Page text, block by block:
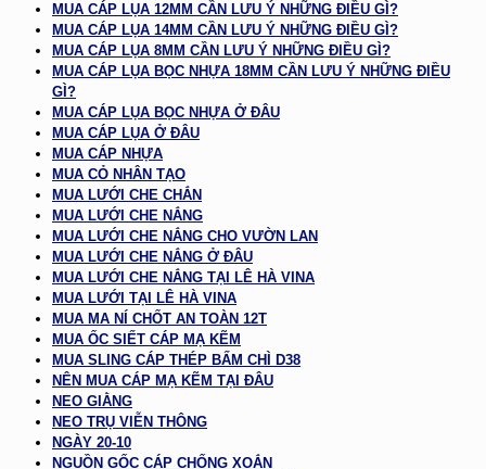
MUA CÁP LỤA 12MM CẦN LƯU Ý NHỮNG ĐIỀU GÌ?
MUA CÁP LỤA 14MM CẦN LƯU Ý NHỮNG ĐIỀU GÌ?
MUA CÁP LỤA 8MM CẦN LƯU Ý NHỮNG ĐIỀU GÌ?
MUA CÁP LỤA BỌC NHỰA 18MM CẦN LƯU Ý NHỮNG ĐIỀU
GÌ?
MUA CÁP LỤA BỌC NHỰA Ở ĐÂU
MUA CÁP LỤA Ở ĐÂU
MUA CÁP NHỰA
MUA CỎ NHÂN TẠO
MUA LƯỚI CHE CHẮN
MUA LƯỚI CHE NẮNG
MUA LƯỚI CHE NẮNG CHO VƯỜN LAN
MUA LƯỚI CHE NẮNG Ở ĐÂU
MUA LƯỚI CHE NẮNG TẠI LÊ HÀ VINA
MUA LƯỚI TẠI LÊ HÀ VINA
MUA MA NÍ CHỐT AN TOÀN 12T
MUA ỐC SIẾT CÁP MẠ KẼM
MUA SLING CÁP THÉP BẤM CHÌ D38
NÊN MUA CÁP MẠ KẼM TẠI ĐÂU
NEO GIẰNG
NEO TRỤ VIỄN THÔNG
NGÀY 20-10
NGUỒN GỐC CÁP CHỐNG XOẮN